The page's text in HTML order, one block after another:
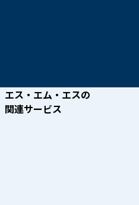
エス・エム・エスの
関連サービス